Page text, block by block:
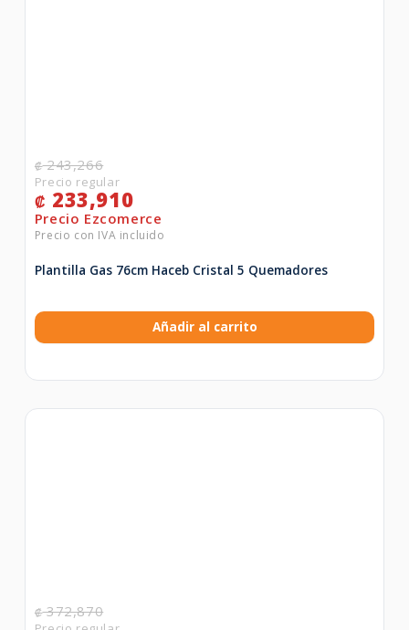
₡243,266
₡ 233,910
Plantilla Gas 76cm Haceb Cristal 5 Quemadores
Añadir al carrito
₡372,870